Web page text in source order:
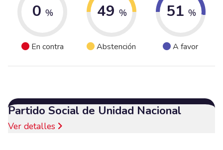
0 %
En contra
49 %
Abstención
51 %
A favor
Partido Social de Unidad Nacional
Ver detalles